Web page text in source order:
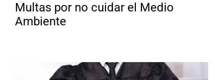
Multas por no cuidar el Medio
Ambiente